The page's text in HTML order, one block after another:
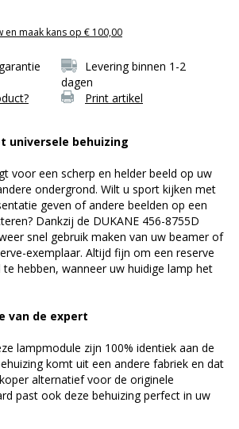
en maak kans op € 100,00
Levering binnen 1-2
dagen
Print artikel
universele behuizing
voor een scherp en helder beeld op uw
ondergrond. Wilt u sport kijken met
geven of andere beelden op een
Dankzij de DUKANE 456-8755D
snel gebruik maken van uw beamer of
exemplaar. Altijd fijn om een reserve
hebben, wanneer uw huidige lamp het
van de expert
lampmodule zijn 100% identiek aan de
komt uit een andere fabriek en dat
alternatief voor de originele
past ook deze behuizing perfect in uw